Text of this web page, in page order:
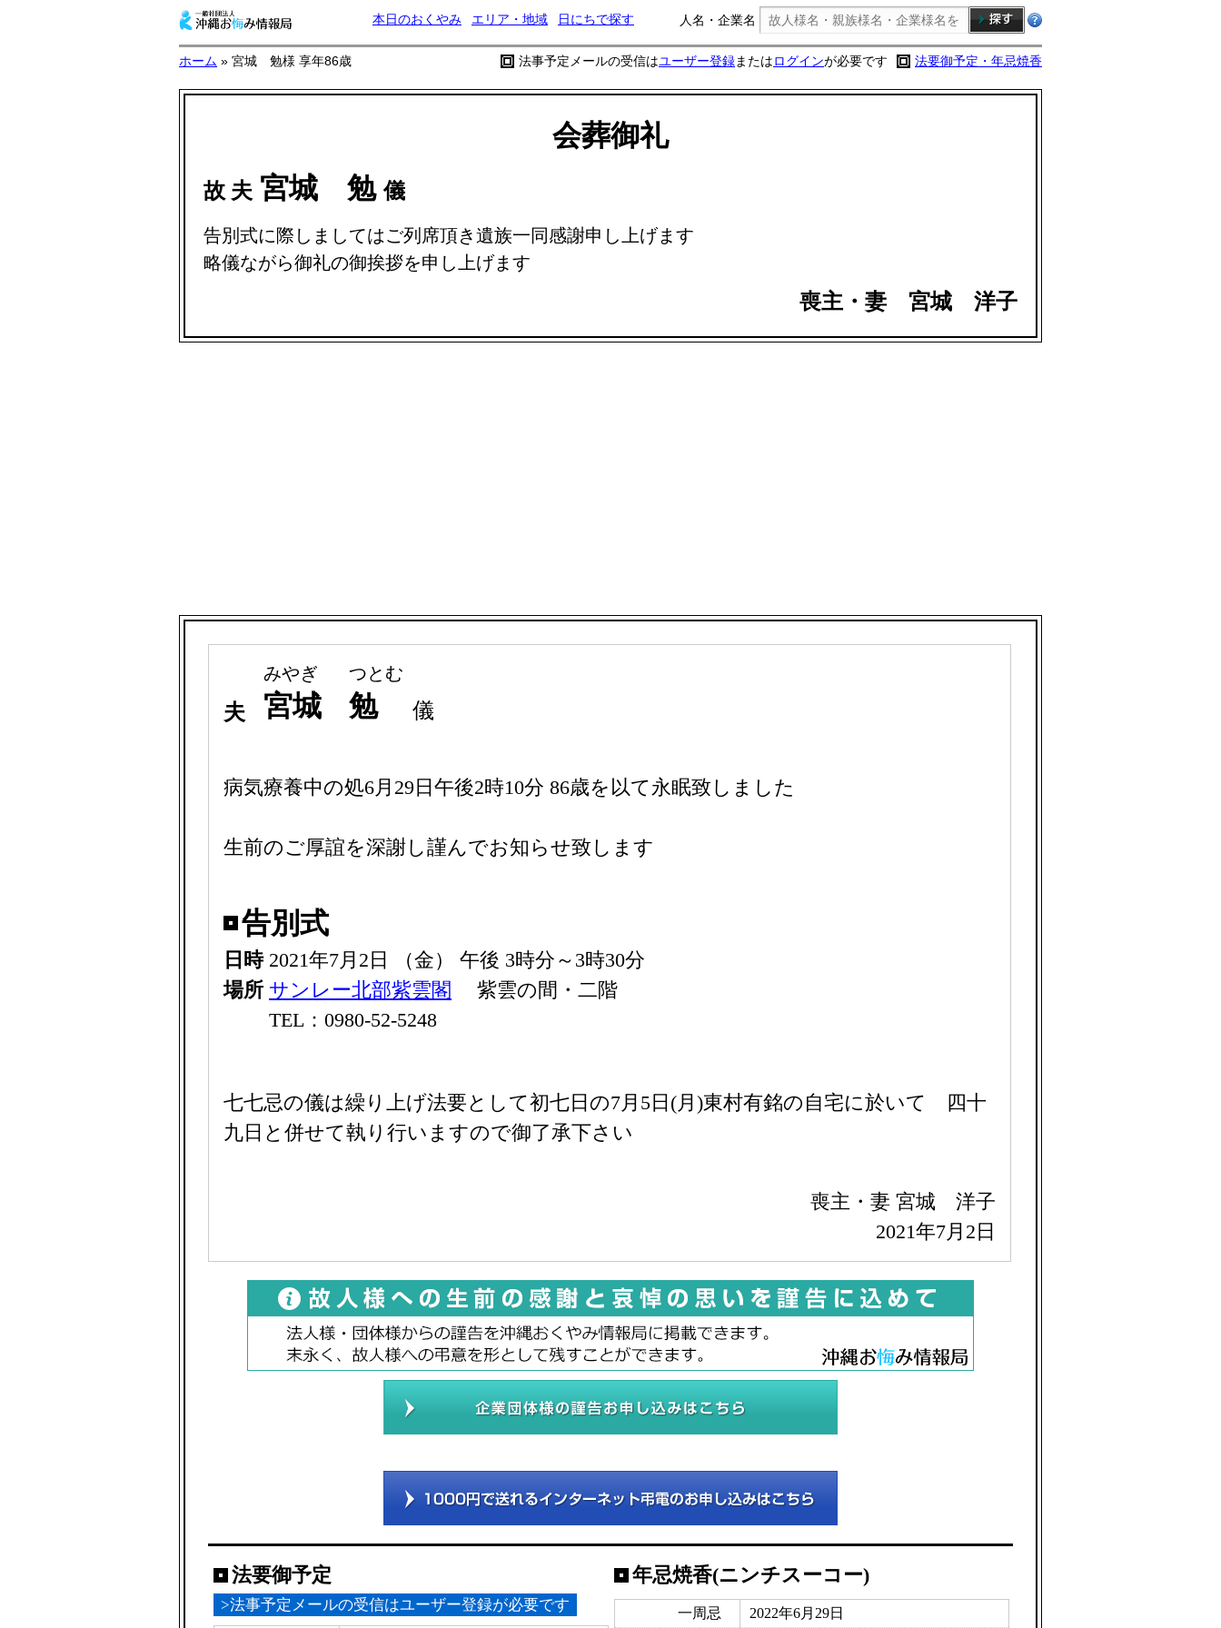
本日のおくやみ エリア・地域 日にちで探す 人名・企業名
ホーム » 宮城 勉様 享年86歳 法要御予定・年忌焼香
法事予定メールの受信はユーザー登録またはログインが必要です
会葬御礼
故 夫 宮城 勉儀
告別式に際しましてはご列席頂き遺族一同感謝申し上げます
略儀ながら御礼の御挨拶を申し上げます
喪主・妻 宮城 洋子
みやぎ つとむ
夫 宮城 勉 儀
病気療養中の処6月29日午後2時10分 86歳を以て永眠致しました
生前のご厚誼を深謝し謹んでお知らせ致します
告別式
日時 2021年7月2日 （金） 午後 3時分～3時30分
場所 サンレー北部紫雲閣 紫雲の間・二階
TEL：0980-52-5248
七七忌の儀は繰り上げ法要として初七日の7月5日(月)東村有銘の自宅に於いて 四十
九日と併せて執り行いますので御了承下さい
喪主・妻 宮城 洋子
2021年7月2日
法要御予定
>法事予定メールの受信はユーザー登録が必要です
年忌焼香(ニンチスーコー)
一周忌 2022年6月29日